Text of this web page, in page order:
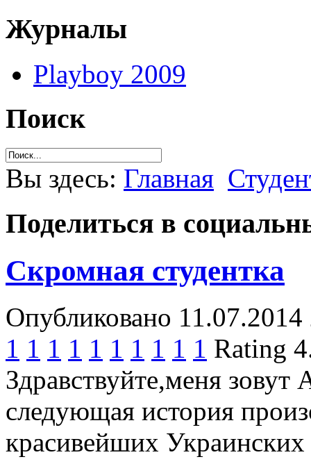
Журналы
Playboy 2009
Поиск
Вы здесь: Главная
Поделиться в
Скромная студентка
Опубликовано 11.07.2014
1 1 1 1 1 1 1 1 1 1 Rating
Здравствуйте,меня зовут
следующая история
красивейших Украинских